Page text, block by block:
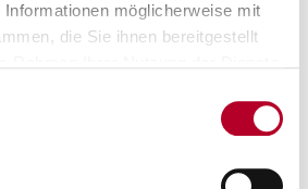
möglicherweise mit
die Sie ihnen bereitgestellt
IM AUSWÄRTS-
BBL fortgesetzt: In einem engen
Frankenderby bei medi bayreuth…